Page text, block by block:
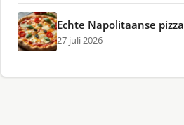
Echte Napolitaanse pizza
27 juli 2026